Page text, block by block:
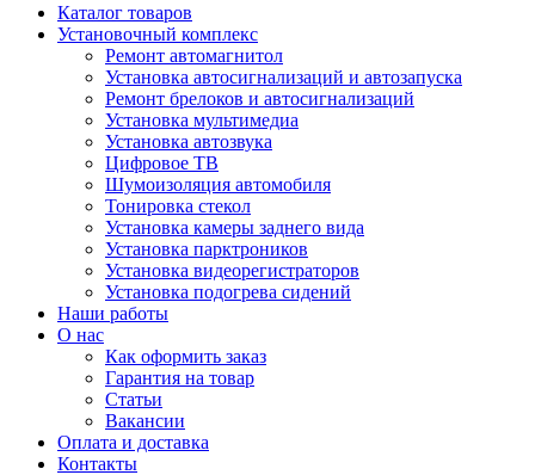
Каталог товаров
Установочный комплекс
Ремонт автомагнитол
Установка автосигнализаций и автозапуска
Ремонт брелоков и автосигнализаций
Установка мультимедиа
Установка автозвука
Цифровое ТВ
Шумоизоляция автомобиля
Тонировка стекол
Установка камеры заднего вида
Установка парктроников
Установка видеорегистраторов
Установка подогрева сидений
Наши работы
О нас
Как оформить заказ
Гарантия на товар
Статьи
Вакансии
Оплата и доставка
Контакты